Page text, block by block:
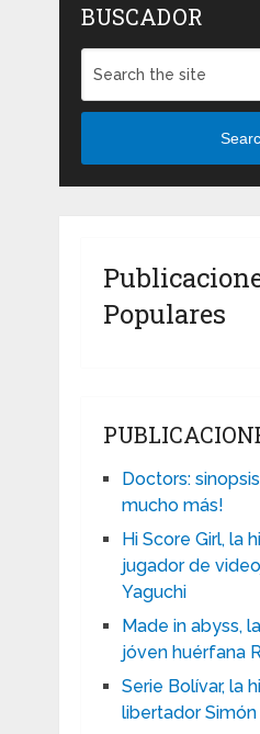
BUSCADOR
Populares
Doctors:
mucho más!
Hi Score Girl, la
jugador de
Yaguchi
Made in abyss,
jóven huérfana
Serie Bolívar, la
libertador